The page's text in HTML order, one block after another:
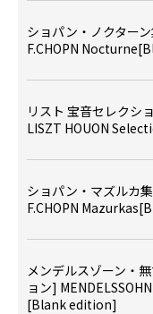
ショパン・ノクター
F.CHOPN
リスト 宝音セレクシ
LISZT HOUON
ショパン・マズルカ
F.CHOPN
メンデルスゾーン・
ョン]
[Blank edition]